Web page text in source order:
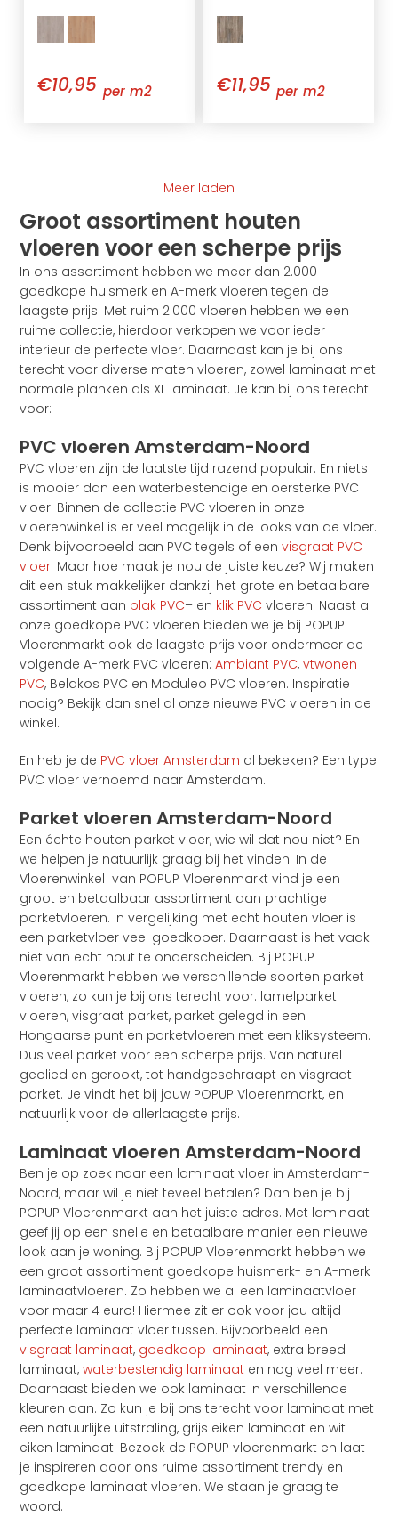
€10,95 per m2 €11,95 per m2
Meer laden
Groot assortiment houten
vloeren voor een scherpe prijs
In ons assortiment hebben we meer dan 2.000
goedkope huismerk en A-merk vloeren tegen de
laagste prijs. Met ruim 2.000 vloeren hebben we een
ruime collectie, hierdoor verkopen we voor ieder
interieur de perfecte vloer. Daarnaast kan je bij ons
terecht voor diverse maten vloeren, zowel laminaat met
normale planken als XL laminaat. Je kan bij ons terecht
voor:
PVC vloeren Amsterdam-Noord
PVC vloeren zijn de laatste tijd razend populair. En niets
is mooier dan een waterbestendige en oersterke PVC
vloer. Binnen de collectie PVC vloeren in onze
vloerenwinkel is er veel mogelijk in de looks van de vloer.
Denk bijvoorbeeld aan PVC tegels of eenvisgraat PVC
vloer. Maar hoe maak je nou de juiste keuze? Wij maken
dit een stuk makkelijker dankzij het grote en betaalbare
assortiment aan plak PVC– en klik PVC vloeren. Naast al
onze goedkope PVC vloeren bieden we je bij POPUP
Vloerenmarkt ook de laagste prijs voor ondermeer de
volgende A-merk PVC vloeren:Ambiant PVC,vtwonen
PVC, Belakos PVC en Moduleo PVC vloeren. Inspiratie
nodig? Bekijk dan snel al onze nieuwe PVC vloeren in de
winkel.
En heb je de PVC vloer Amsterdam al bekeken? Een type
PVC vloer vernoemd naar Amsterdam.
Parket vloeren Amsterdam-Noord
Een échte houten parket vloer, wie wil dat nou niet? En
we helpen je natuurlijk graag bij het vinden! In de
Vloerenwinkel van POPUP Vloerenmarkt vind je een
groot en betaalbaar assortiment aan prachtige
parketvloeren. In vergelijking met echt houten vloer is
een parketvloer veel goedkoper. Daarnaast is het vaak
niet van echt hout te onderscheiden. Bij POPUP
Vloerenmarkt hebben we verschillende soorten parket
vloeren, zo kun je bij ons terecht voor: lamelparket
vloeren, visgraat parket, parket gelegd in een
Hongaarse punt en parketvloeren met een kliksysteem.
Dus veel parket voor een scherpe prijs. Van naturel
geolied en gerookt, tot handgeschraapt en visgraat
parket. Je vindt het bij jouw POPUP Vloerenmarkt, en
natuurlijk voor de allerlaagste prijs.
Laminaat vloeren Amsterdam-Noord
Ben je op zoek naar een laminaat vloer in Amsterdam-
Noord, maar wil je niet teveel betalen? Dan ben je bij
POPUP Vloerenmarkt aan het juiste adres. Met laminaat
geef jij op een snelle en betaalbare manier een nieuwe
look aan je woning. Bij POPUP Vloerenmarkt hebben we
een groot assortiment goedkope huismerk- en A-merk
laminaatvloeren. Zo hebben we al een laminaatvloer
voor maar 4 euro! Hiermee zit er ook voor jou altijd
perfecte laminaat vloer tussen. Bijvoorbeeld een
visgraat laminaat, goedkoop laminaat, extra breed
laminaat,waterbestendig laminaat en nog veel meer.
Daarnaast bieden we ook laminaat in verschillende
kleuren aan. Zo kun je bij ons terecht voor laminaat met
een natuurlijke uitstraling, grijs eiken laminaat en wit
eiken laminaat. Bezoek de POPUP vloerenmarkt en laat
je inspireren door ons ruime assortiment trendy en
goedkope laminaat vloeren. We staan je graag te
woord.